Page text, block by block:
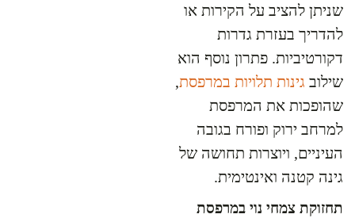
שניתן להציב על הקירות או
להדריך בעזרת גדרות
דקורטיביות. פתרון נוסף הוא
שילוב גינות תלויות במרפסת,
שהופכות את המרפסת
למרחב ירוק ופורח בגובה
העיניים, ויוצרות תחושה של
גינה קטנה ואינטימית.
תחזוקת צמחי נוי במרפסת